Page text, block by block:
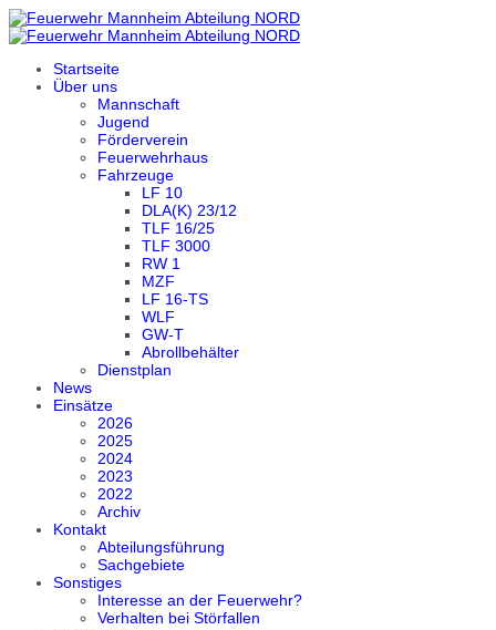
Startseite
Über uns
Mannschaft
Jugend
Förderverein
Feuerwehrhaus
Fahrzeuge
LF 10
DLA(K) 23/12
TLF 16/25
TLF 3000
RW 1
MZF
LF 16-TS
WLF
GW-T
Abrollbehälter
Dienstplan
News
Einsätze
2026
2025
2024
2023
2022
Archiv
Kontakt
Abteilungsführung
Sachgebiete
Sonstiges
Interesse an der Feuerwehr?
Verhalten bei Störfallen